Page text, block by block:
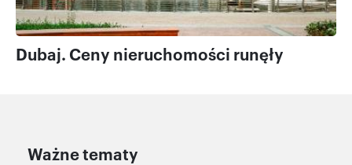
Dubaj. Ceny nieruchomości runęły
Ważne tematy